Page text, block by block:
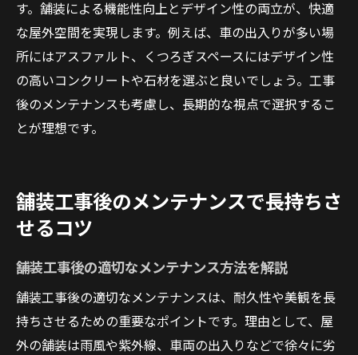
す。舗装による機能性向上とデザイン性の両立が、快適
な屋外空間を実現します。例えば、車の出入りが多い場
所にはアスファルト、くつろぎスペースにはデザイン性
の高いコンクリートや石材を選ぶと良いでしょう。工事
後のメンテナンスも考慮し、長期的な視点で選択するこ
とが理想です。
舗装工事後のメンテナンスで長持ちさ
せるコツ
舗装工事後の適切なメンテナンス方法を解説
舗装工事後の適切なメンテナンスは、耐久性や美観を長
持ちさせるための重要なポイントです。理由として、屋
外の舗装は雨風や紫外線、車両の出入りなどで徐々に劣